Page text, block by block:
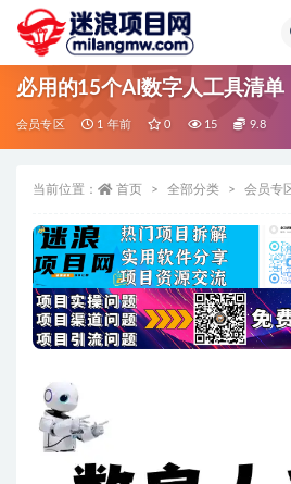
必用的15个AI数字人工具清单
会员专区 1 年前 0 15 9.8
当前位置： 首页 全部分类 会员专
全部